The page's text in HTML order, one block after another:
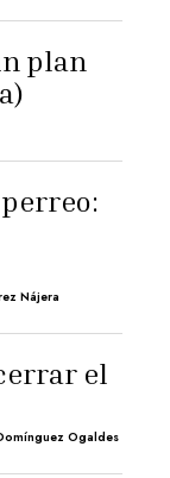
plan
Nájera
el
Ogaldes